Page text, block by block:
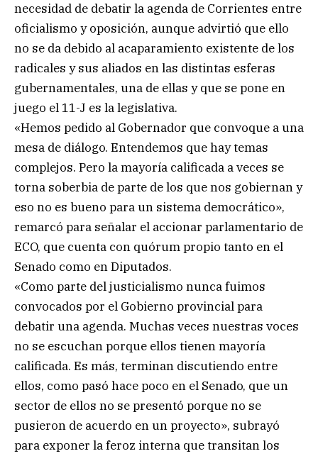
necesidad de debatir la agenda de Corrientes entre
oficialismo y oposición, aunque advirtió que ello
no se da debido al acaparamiento existente de los
radicales y sus aliados en las distintas esferas
gubernamentales, una de ellas y que se pone en
juego el 11-J es la legislativa.
«Hemos pedido al Gobernador que convoque a una
mesa de diálogo. Entendemos que hay temas
complejos. Pero la mayoría calificada a veces se
torna soberbia de parte de los que nos gobiernan y
eso no es bueno para un sistema democrático»,
remarcó para señalar el accionar parlamentario de
ECO, que cuenta con quórum propio tanto en el
Senado como en Diputados.
«Como parte del justicialismo nunca fuimos
convocados por el Gobierno provincial para
debatir una agenda. Muchas veces nuestras voces
no se escuchan porque ellos tienen mayoría
calificada. Es más, terminan discutiendo entre
ellos, como pasó hace poco en el Senado, que un
sector de ellos no se presentó porque no se
pusieron de acuerdo en un proyecto», subrayó
para exponer la feroz interna que transitan los